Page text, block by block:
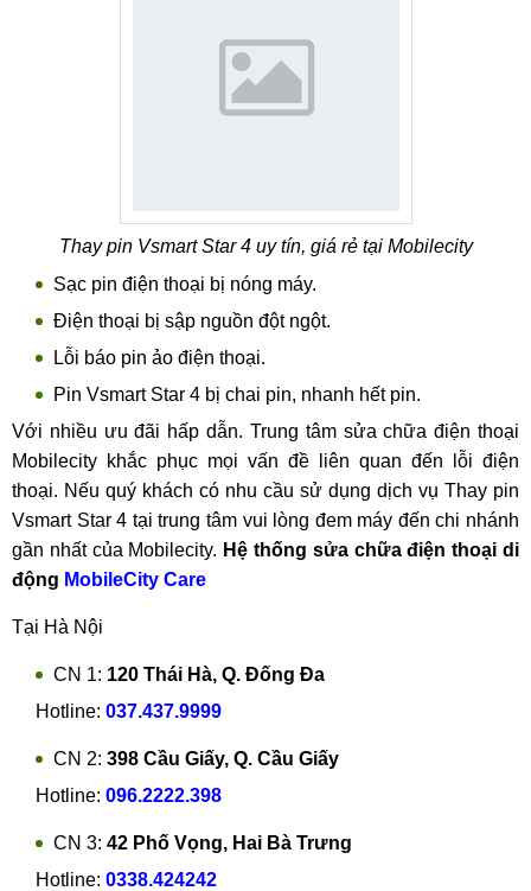
Thay pin Vsmart Star 4 uy tín, giá rẻ tại Mobilecity
Sạc pin điện thoại bị nóng máy.
Điện thoại bị sập nguồn đột ngột.
Lỗi báo pin ảo điện thoại.
Pin Vsmart Star 4 bị chai pin, nhanh hết pin.
Với nhiều ưu đãi hấp dẫn. Trung tâm sửa chữa điện thoại
Mobilecity khắc phục mọi vấn đề liên quan đến lỗi điện
thoại. Nếu quý khách có nhu cầu sử dụng dịch vụ Thay pin
Vsmart Star 4 tại trung tâm vui lòng đem máy đến chi nhánh
gần nhất của Mobilecity. Hệ thống sửa chữa điện thoại di
động MobileCity Care
Tại Hà Nội
CN 1: 120 Thái Hà, Q. Đống Đa
Hotline: 037.437.9999
CN 2: 398 Cầu Giấy, Q. Cầu Giấy
Hotline: 096.2222.398
CN 3: 42 Phố Vọng, Hai Bà Trưng
Hotline: 0338.424242